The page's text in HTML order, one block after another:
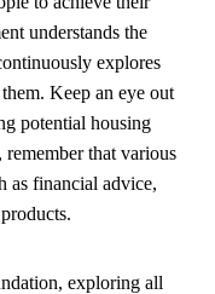
understands the
explores
Keep an eye out
potential housing
that various
as financial advice,
exploring all